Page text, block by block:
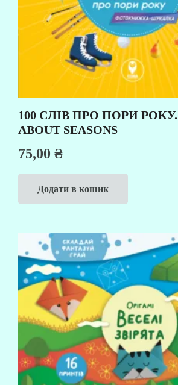
100 СЛІВ ПРО ПОРИ РОКУ.
ABOUT SEASONS
75,00 ₴
Додати в кошик